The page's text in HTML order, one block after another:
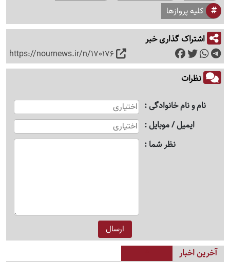
کلیه پروازها
اشتراک گذاری خبر
https://nournews.ir/n/170176
نظرات
نام و نام خانوادگی
ایمیل / موبایل
نظر شما
آخرین اخبار